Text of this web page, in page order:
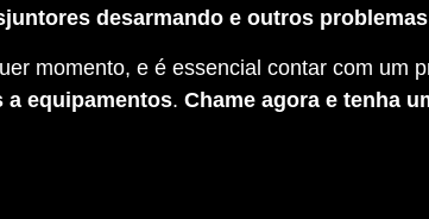
desarmando e outros
momento, e é essencial contar com um
a equipamentos. Chame agora e tenha